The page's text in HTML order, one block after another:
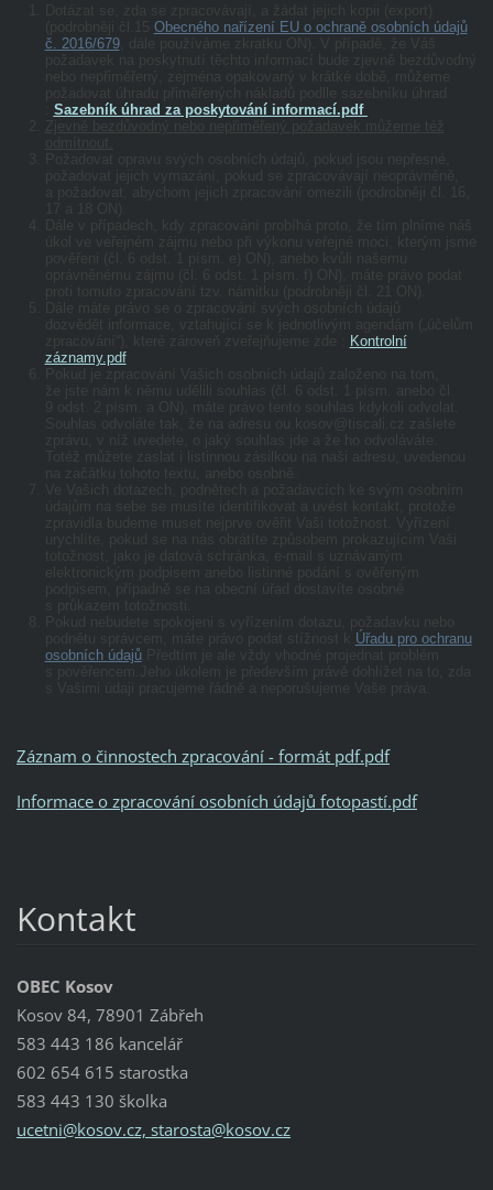
Dotázat se,
se zpracovávají, a žádat jejich kopii (export)
(podrobněji čl.15 Obecného nařízení EU o ochraně osobních údajů
č. 2016/679, dále používáme zkratku ON). V případě, že Váš
požadavek na poskytnutí těchto informací bude zjevně bezdůvodný
nebo nepřiměřený, zejména opakovaný v krátké době, můžeme
požadovat úhradu přiměřených nákladů podlle sazebníku úhrad
Sazebník úhrad za poskytování informací.pdf
Zjevně bezdůvodný nebo nepřiměřený požadavek můžeme též
odmítnout.
Požadovat
opravu svých osobních údajů, pokud jsou nepřesné,
požadovat jejich vymazání, pokud se zpracovávají neoprávněně,
a požadovat, abychom jejich zpracování omezili (podrobněji čl. 16,
17 a 18 ON).
Dále v případech, kdy zpracování probíhá proto, že tím plníme náš
úkol ve veřejném zájmu nebo při výkonu veřejné moci, kterým jsme
pověřeni (čl. 6 odst. 1 písm. e) ON), anebo kvůli našemu
oprávněnému zájmu (čl. 6 odst. 1 písm. f) O
N), máte právo podat
proti tomuto zpracování tzv. námitku
(podrobněji čl. 21 ON).
Dále máte právo se o zpracování svých osobních údajů
dozvědět informace, vztahující se k jednotlivým agendám („účelům
zpracování“), které zároveň zveřejňujeme zde :
Kontrolní
záznamy.pdf
Pokud je zpracování Vašich osobních údajů založeno na tom,
že jste nám k němu udělili
souhlas
(čl. 6 odst. 1 písm. anebo čl.
9 odst. 2 písm. a ON), máte právo tento souhlas kdykoli
odvolat.
Souhlas odvoláte tak, že na adresu ou.kosov@tiscali.cz zašlete
zprávu, v níž uvedete, o jaký souhlas jde a že ho odvoláváte.
Totéž můžete zaslat i listinnou zásilkou na naši adresu, uvedenou
na začátku tohoto textu, anebo osobně.
Ve Vašich dotazech, podnětech a požadavcích ke svým osobním
údajům na sebe se musíte identifikovat a uvést kontakt, protože
zpravidla budeme muset nejprve ověřit Vaši totožnost. Vyřízení
urychlíte, pokud se na nás obrátíte způsobem prokazujícím Vaši
totožnost, jako je datová schránka, e‑mail s uznávaným
elektronickým podpisem anebo listinné podání s ověřeným
podpisem, případně se na obecní úřad dostavíte osobně
s průkazem totožnosti.
Pokud nebudete spokojeni s vyřízením dotazu, požadavku nebo
podnětu správcem, máte právo
podat stížnost
Úřadu pro ochranu
osobních údajů.Předtím je ale vždy vhodné projednat problém
s pověřencem.Jeho úkolem je především právě dohlížet na to, zda
s Vašimi údaji pracujeme řádně a neporušujeme Vaše práva.
Záznam o činnostech zpracování - formát pdf.pdf
Informace o zpracování osobních údajů fotopastí.pdf
Kontakt
OBEC Kosov
Kosov 84, 78901 Zábřeh
583 443 186 kancelář
602 654 615 starostka
583 443 130 školka
ucetni@kosov.cz, starosta@kosov.cz